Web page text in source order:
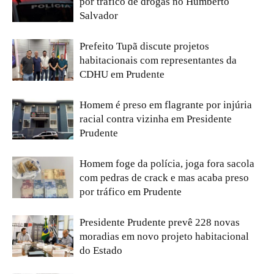
Salvador
Prefeito Tupã discute projetos
habitacionais com representantes da
CDHU em Prudente
Homem é preso em flagrante por injúria
racial contra vizinha em Presidente
Prudente
Homem foge da polícia, joga fora sacola
com pedras de crack e mas acaba preso
por tráfico em Prudente
Presidente Prudente prevê 228 novas
moradias em novo projeto habitacional
do Estado